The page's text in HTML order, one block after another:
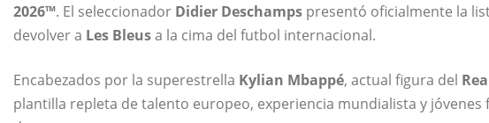
2026™. El seleccionador Didier Deschamps presentó oficialmente la
devolver a Les Bleusa la cima del futbol internacional.
Encabezados por la superestrella Kylian Mbappé, actual figura del
plantilla repleta de talento europeo, experiencia mundialista y